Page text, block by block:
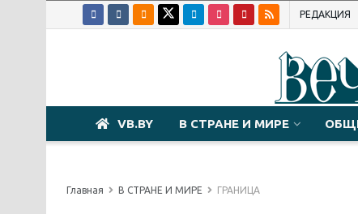
РЕДАКЦИЯ
VB.BY В СТРАНЕ И МИРЕ
Главная В СТРАНЕ И МИРЕ ГРАНИЦА